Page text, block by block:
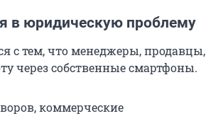
в юридическую проблему
с тем, что менеджеры, продавцы,
через собственные смартфоны.
коммерческие